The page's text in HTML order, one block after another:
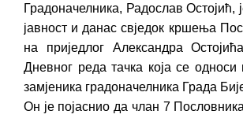
Градоначелника, Радослав Остојић,
јавност и данас свједок кршења
на приједлог Александра
Дневног реда тачка која се
замјеника градоначелника Града
Он је појаснио да члан 7